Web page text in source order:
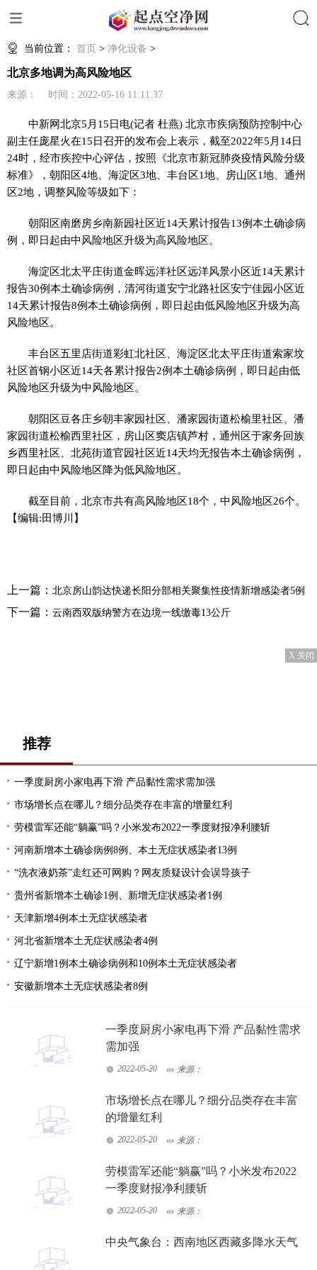
当前位置： 首页 > 净化设备 >
北京多地调为高风险地区
来源： 时间：2022-05-16 11:11:37
中新网北京5月15日电(记者 杜燕) 北京市疾病预防控制中心
副主任庞星火在15日召开的发布会上表示，截至2022年5月14日
24时，经市疾控中心评估，按照《北京市新冠肺炎疫情风险分级
标准》，朝阳区4地、海淀区3地、丰台区1地、房山区1地、通州
区2地，调整风险等级如下：
朝阳区南磨房乡南新园社区近14天累计报告13例本土确诊病
例，即日起由中风险地区升级为高风险地区。
海淀区北太平庄街道金晖远洋社区远洋风景小区近14天累计
报告30例本土确诊病例，清河街道安宁北路社区安宁佳园小区近
14天累计报告8例本土确诊病例，即日起由低风险地区升级为高
风险地区。
丰台区五里店街道彩虹北社区、海淀区北太平庄街道索家坟
社区首钢小区近14天各累计报告2例本土确诊病例，即日起由低
风险地区升级为中风险地区。
朝阳区豆各庄乡朝丰家园社区、潘家园街道松榆里社区、潘
家园街道松榆西里社区，房山区窦店镇芦村，通州区于家务回族
乡西里社区、北苑街道官园社区近14天均无报告本土确诊病例，
即日起由中风险地区降为低风险地区。
截至目前，北京市共有高风险地区18个，中风险地区26个。
【编辑:田博川】
上一篇： 北京房山韵达快递长阳分部相关聚集性疫情新增感染者5例
下一篇： 云南西双版纳警方在边境一线缴毒13公斤
X 关闭
推荐
一季度厨房小家电再下滑 产品黏性需求需加强
市场增长点在哪儿？细分品类存在丰富的增量红利
劳模雷军还能“躺赢”吗？小米发布2022一季度财报净利腰斩
河南新增本土确诊病例8例、本土无症状感染者13例
“洗衣液奶茶”走红还可网购？网友质疑设计会误导孩子
贵州省新增本土确诊1例、新增无症状感染者1例
天津新增4例本土无症状感染者
河北省新增本土无症状感染者4例
辽宁新增1例本土确诊病例和10例本土无症状感染者
安徽新增本土无症状感染者8例
一季度厨房小家电再下滑 产品黏性需求
需加强
2022-05-20 来源：
市场增长点在哪儿？细分品类存在丰富
的增量红利
2022-05-20 来源：
劳模雷军还能“躺赢”吗？小米发布2022
一季度财报净利腰斩
2022-05-20 来源：
中央气象台：西南地区西藏多降水天气